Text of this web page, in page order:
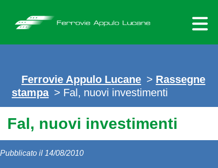
content
Ferrovie Appulo Lucane > Rassegne
stampa > Fal, nuovi investimenti
Fal, nuovi investimenti
Pubblicato il 14/08/2010